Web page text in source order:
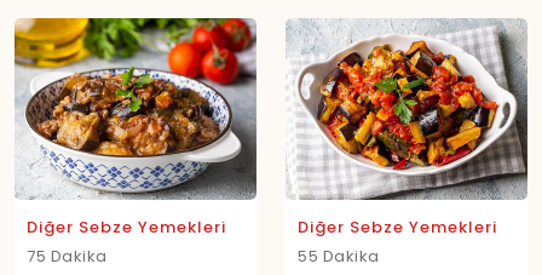
Diğer Sebze Yemekleri
75 Dakika
Diğer Sebze Yemekleri
55 Dakika